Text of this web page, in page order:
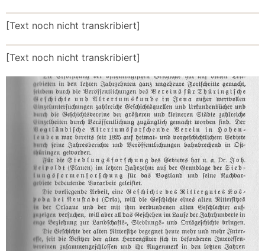
[Text noch nicht transkribiert]
[Text noch nicht transkribiert]